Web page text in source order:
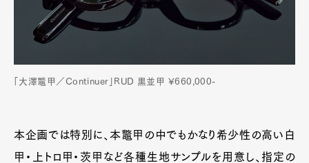
「大澤鼈甲／Continuer」RUD 黒並甲 ¥660,000-
本企画では特別に、本鼈甲の中でもかなり希少性の高い白
甲・上トロ甲・茨甲など各種生地サンプルを用意し、指定の